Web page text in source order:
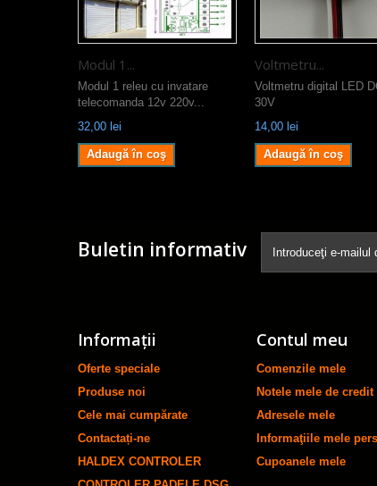
Modul 1...
Modul 1 releu cu invatare
telecomanda 12v 220v...
32,00 lei
Adaugă în coş
Voltmetru...
Voltmetru digital LED
30V
14,00 lei
Adaugă în coş
Buletin informativ
Informaţii
Oferte speciale
Produse noi
Cele mai cumpărate
Contactați-ne
HALDEX CONTROLER
Contul meu
Comenzile mele
Notele mele de credit
Adresele mele
Informaţiile mele
Cupoanele mele